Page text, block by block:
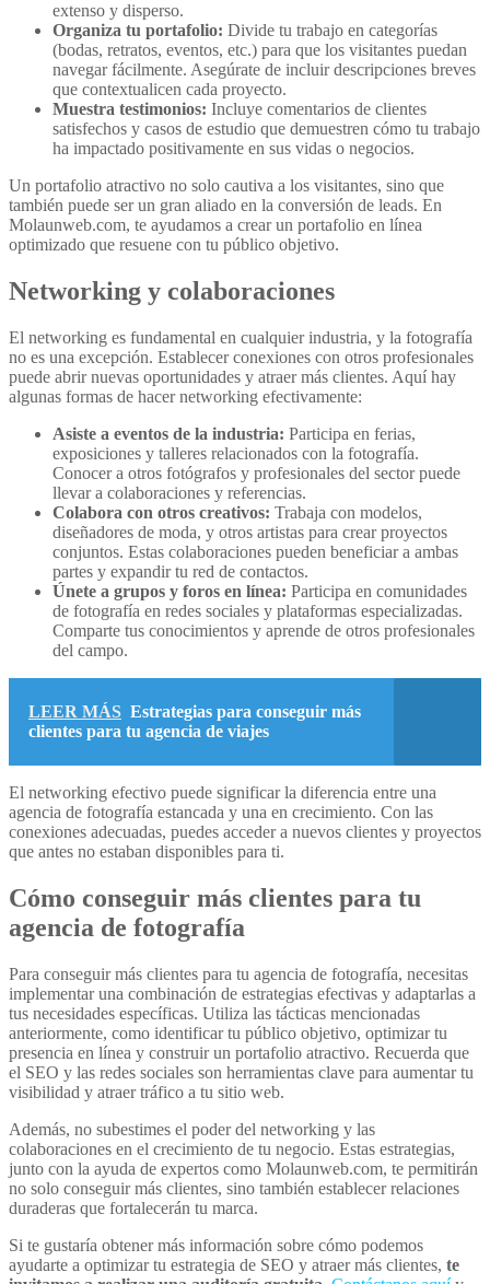
extenso y disperso.
Organiza tu portafolio: Divide tu trabajo en categorías
(bodas, retratos, eventos, etc.) para que los visitantes puedan
navegar fácilmente. Asegúrate de incluir descripciones breves
que contextualicen cada proyecto.
Muestra testimonios: Incluye comentarios de clientes
satisfechos y casos de estudio que demuestren cómo tu trabajo
ha impactado positivamente en sus vidas o negocios.
Un portafolio atractivo no solo cautiva a los visitantes, sino que
también puede ser un gran aliado en la conversión de leads. En
Molaunweb.com, te ayudamos a crear un portafolio en línea
optimizado que resuene con tu público objetivo.
Networking y colaboraciones
El networking es fundamental en cualquier industria, y la fotografía
no es una excepción. Establecer conexiones con otros profesionales
puede abrir nuevas oportunidades y atraer más clientes. Aquí hay
algunas formas de hacer networking efectivamente:
Asiste a eventos de la industria: Participa en ferias,
exposiciones y talleres relacionados con la fotografía.
Conocer a otros fotógrafos y profesionales del sector puede
llevar a colaboraciones y referencias.
Colabora con otros creativos: Trabaja con modelos,
diseñadores de moda, y otros artistas para crear proyectos
conjuntos. Estas colaboraciones pueden beneficiar a ambas
partes y expandir tu red de contactos.
Únete a grupos y foros en línea: Participa en comunidades
de fotografía en redes sociales y plataformas especializadas.
Comparte tus conocimientos y aprende de otros profesionales
del campo.
LEER MÁS Estrategias para conseguir más
clientes para tu agencia de viajes
El networking efectivo puede significar la diferencia entre una
agencia de fotografía estancada y una en crecimiento. Con las
conexiones adecuadas, puedes acceder a nuevos clientes y proyectos
que antes no estaban disponibles para ti.
Cómo conseguir más clientes para tu
agencia de fotografía
Para conseguir más clientes para tu agencia de fotografía, necesitas
implementar una combinación de estrategias efectivas y adaptarlas a
tus necesidades específicas. Utiliza las tácticas mencionadas
anteriormente, como identificar tu público objetivo, optimizar tu
presencia en línea y construir un portafolio atractivo. Recuerda que
el SEO y las redes sociales son herramientas clave para aumentar tu
visibilidad y atraer tráfico a tu sitio web.
Además, no subestimes el poder del networking y las
colaboraciones en el crecimiento de tu negocio. Estas estrategias,
junto con la ayuda de expertos como Molaunweb.com, te permitirán
no solo conseguir más clientes, sino también establecer relaciones
duraderas que fortalecerán tu marca.
Si te gustaría obtener más información sobre cómo podemos
ayudarte a optimizar tu estrategia de SEO y atraer más clientes, te